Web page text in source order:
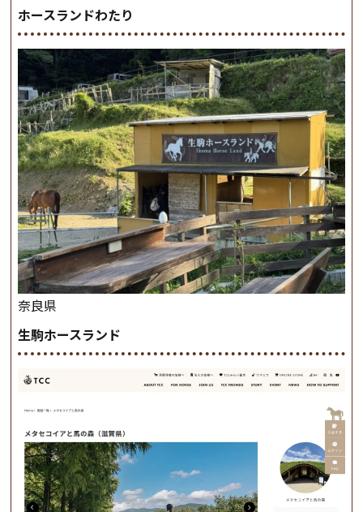
ホースランドわたり
奈良県
生駒ホースランド